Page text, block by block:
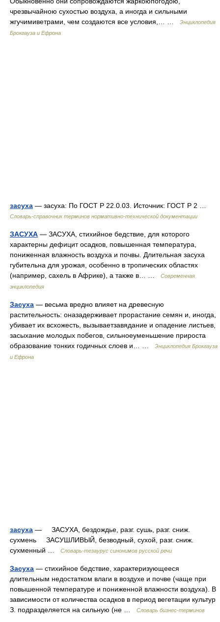
чрезвычайною сухостью воздуха, а иногда и сильными
жгучимиветрами, чем создаются все условия,… …
Энциклопедия
Брокгауза и Ефрона
засуха — засуха: По ГОСТ Р 22.0.03. Источник: ГОСТ Р 2 …
Словарь-справочник терминов нормативно-технической документации
ЗАСУХА — ЗАСУХА, стихийное бедствие, для которого
характерны дефицит осадков, повышенная температура,
пониженная влажность воздуха и почвы. Длительная засуха
губительна для урожая, особенно в тропических областях
(например, сахель в Африке), а также в… …
Современная
энциклопедия
Засуха — весьма вредно влияет на древесную
растительность: оназадерживает прорастание семян и, иногда,
убивает их всхожесть, вызываетзавядание и опадение листьев,
засыхание молодых побегов, сильноеуменьшение прироста
образование тонких годичных слоев и… …
Энциклопедия Брокгауза
и Ефрона
засуха — ЗАСУХА, бездождье, разг. сушь, разг. сниж.
сухмень ЗАСУШЛИВЫЙ, безводный, сухой, разг. сниж.
сухменный …
Словарь-тезаурус синонимов русской речи
Засуха — стихийное бедствие, характеризующееся
длительным недостатком влаги в воздухе и почве (чаще при
повышенной температуре и пониженной влажности воздуха). В
зависимости от количества осадков в период вегетации культур
З. подразделяется на сильную (не …
Словарь бизнес-терминов